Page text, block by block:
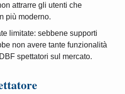
attrarre gli utenti che
più moderno.
limitate: sebbene supporti
non avere tante funzionalità
spettatori sul mercato.